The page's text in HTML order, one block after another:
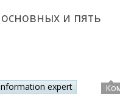
и пять
expert